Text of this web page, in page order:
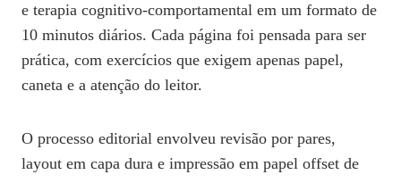
e terapia cognitivo‑comportamental em um formato de
10 minutos diários. Cada página foi pensada para ser
prática, com exercícios que exigem apenas papel,
caneta e a atenção do leitor.
O processo editorial envolveu revisão por pares,
layout em capa dura e impressão em papel offset de